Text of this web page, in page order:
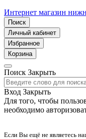
Интернет магазин
Поиск
Личный кабинет
Избранное
Корзина
Поиск Закрыть
Вход Закрыть
Для того, чтобы
необходимо
Если Вы ещё не являетесь